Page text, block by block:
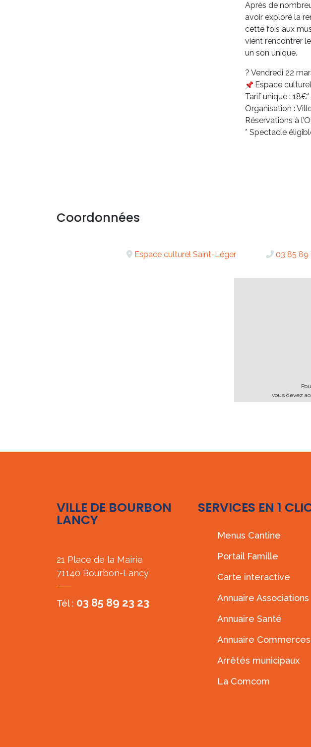
Après de
avoir exploré la
cette fois aux
vient rencontrer
un son unique.
? Vendredi 22
Espace
Tarif unique :
Organisation :
Réservations à
* Spectacle
Coordonnées
Espace culturel Saint-Léger 03 85 89
vous devez
VILLE DE BOURBON
LANCY
21 Place de la Mairie
71140 Bourbon-Lancy
Tél : 03 85 89 23 23
SERVICES EN 1
Menus Cantine
Portail Famille
Carte interactive
Annuaire Associations
Annuaire Santé
Annuaire Commerces
Arrêtés municipaux
La Comcom